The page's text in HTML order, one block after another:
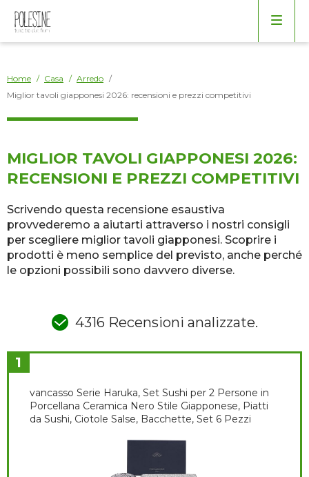
Borse
Arredo
Giardino
Salotto
Varie
Home / Casa / Arredo /
Miglior tavoli giapponesi 2026: recensioni e prezzi competitivi
MIGLIOR TAVOLI GIAPPONESI 2026:
RECENSIONI E PREZZI COMPETITIVI
Scrivendo questa recensione esaustiva
provvederemo a aiutarti attraverso i nostri consigli
per scegliere miglior tavoli giapponesi. Scoprire i
prodotti è meno semplice del previsto, anche perché
le opzioni possibili sono davvero diverse.
4316 Recensioni analizzate.
1
vancasso Serie Haruka, Set Sushi per 2 Persone in
Porcellana Ceramica Nero Stile Giapponese, Piatti
da Sushi, Ciotole Salse, Bacchette, Set 6 Pezzi